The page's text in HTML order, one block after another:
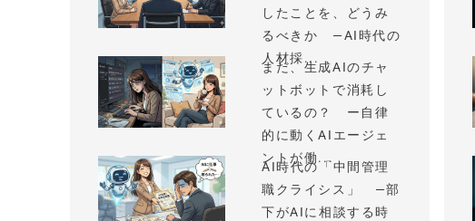
したことを、どうみ
るべきか —AI時代の
人材採...
まだ、生成AIのチャ
ットボットで消耗し
ているの？ ー自律
的に動くAIエージェ
ントが働...
AI時代の「中間管理
職クライシス」 —部
下がAIに相談する時